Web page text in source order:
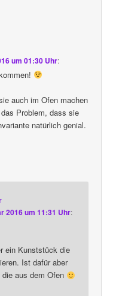
um 01:30 Uhr:
auch im Ofen machen
Problem, dass sie
natürlich genial.
2016 um 11:31 Uhr:
ein Kunststück die
Ist dafür aber
aus dem Ofen